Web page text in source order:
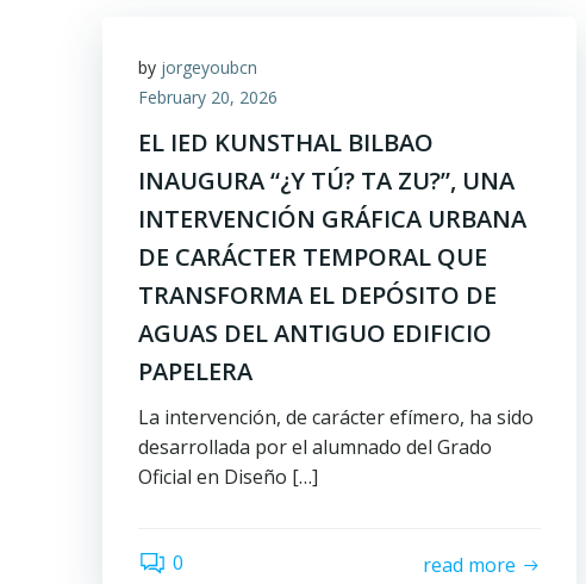
by jorgeyoubcn
February 20, 2026
EL IED KUNSTHAL BILBAO
INAUGURA “¿Y TÚ? TA ZU?”, UNA
INTERVENCIÓN GRÁFICA URBANA
DE CARÁCTER TEMPORAL QUE
TRANSFORMA EL DEPÓSITO DE
AGUAS DEL ANTIGUO EDIFICIO
PAPELERA
La intervención, de carácter efímero, ha sido
desarrollada por el alumnado del Grado
Oficial en Diseño […]
0 read more